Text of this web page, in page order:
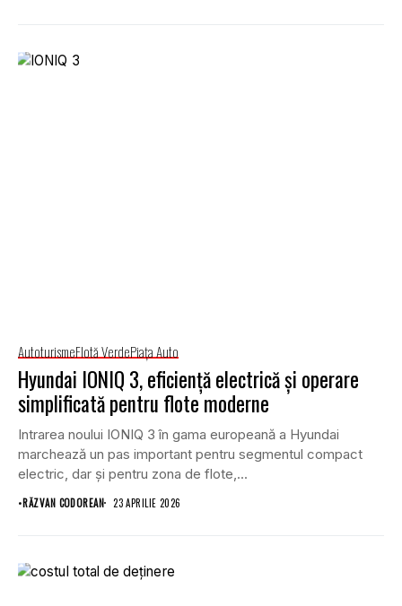
AutoturismeFlotă VerdePiaţa Auto
Hyundai IONIQ 3, eficiență electrică și operare
simplificată pentru flote moderne
Intrarea noului IONIQ 3 în gama europeană a Hyundai
marchează un pas important pentru segmentul compact
electric, dar și pentru zona de flote,...
•RĂZVAN CODOREAN 23 APRILIE 2026